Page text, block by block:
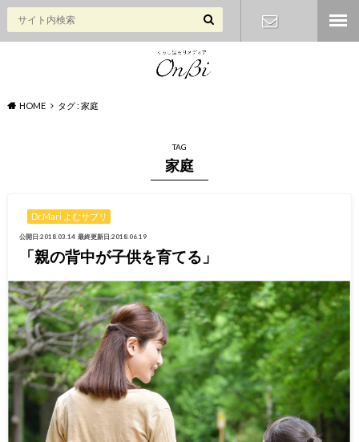
HOME タグ : 家庭
TAG
家庭
Dr.Mari よむサプリ
公開日:2018.03.14 最終更新日:2018.06.19
「親の背中が子供を育てる」